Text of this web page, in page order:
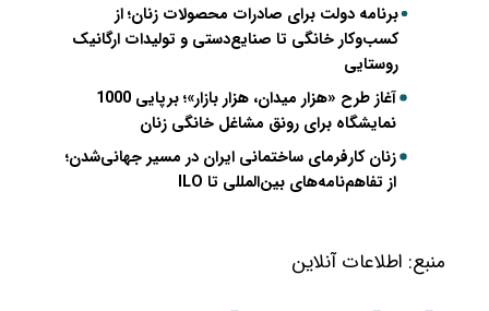
برنامه دولت برای صادرات محصولات زنان؛ از
کسب‌وکار خانگی تا صنایع‌دستی و تولیدات ارگانیک
روستایی
آغاز طرح «هزار میدان، هزار بازار»؛ برپایی 1000
نمایشگاه برای رونق مشاغل خانگی زنان
زنان کارفرمای ساختمانی ایران در مسیر جهانی‌شدن؛
از تفاهم‌نامه‌های بین‌المللی تا ILO
منبع: اطلاعات آنلاین